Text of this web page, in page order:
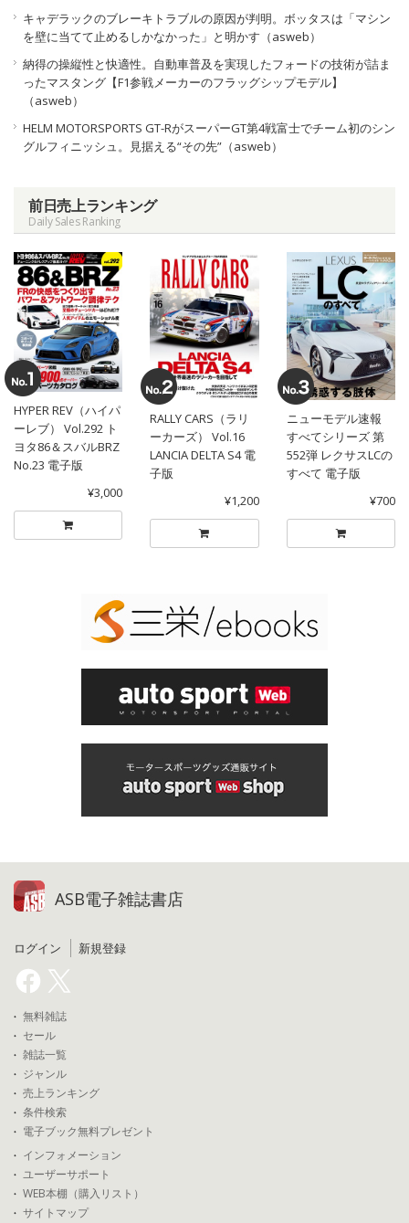
キャデラックのブレーキトラブルの原因が判明。ボッタスは「マシン
を壁に当てて止めるしかなかった」と明かす（asweb）
納得の操縦性と快適性。自動車普及を実現したフォードの技術が詰ま
ったマスタング【F1参戦メーカーのフラッグシップモデル】
（asweb）
HELM MOTORSPORTS GT-RがスーパーGT第4戦富士でチーム初のシン
グルフィニッシュ。見据える“その先”（asweb）
前日売上ランキング
Daily Sales Ranking
HYPER REV（ハイパ
ーレブ） Vol.292 ト
ヨタ86＆スバルBRZ
No.23 電子版
¥3,000
RALLY CARS（ラリ
ーカーズ） Vol.16
LANCIA DELTA S4 電
子版
¥1,200
ニューモデル速報
すべてシリーズ 第
552弾 レクサスLCの
すべて 電子版
¥700
ASB電子雑誌書店
ログイン 新規登録
無料雑誌
セール
雑誌一覧
ジャンル
売上ランキング
条件検索
電子ブック無料プレゼント
インフォメーション
ユーザーサポート
WEB本棚（購入リスト）
サイトマップ